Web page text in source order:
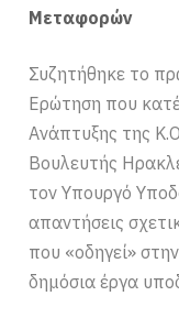
Μεταφορών
Συζητήθηκε το
Ερώτηση που
Ανάπτυξης της
Βουλευτής
τον Υπουργό
απαντήσεις
που «οδηγεί»
δημόσια έργα